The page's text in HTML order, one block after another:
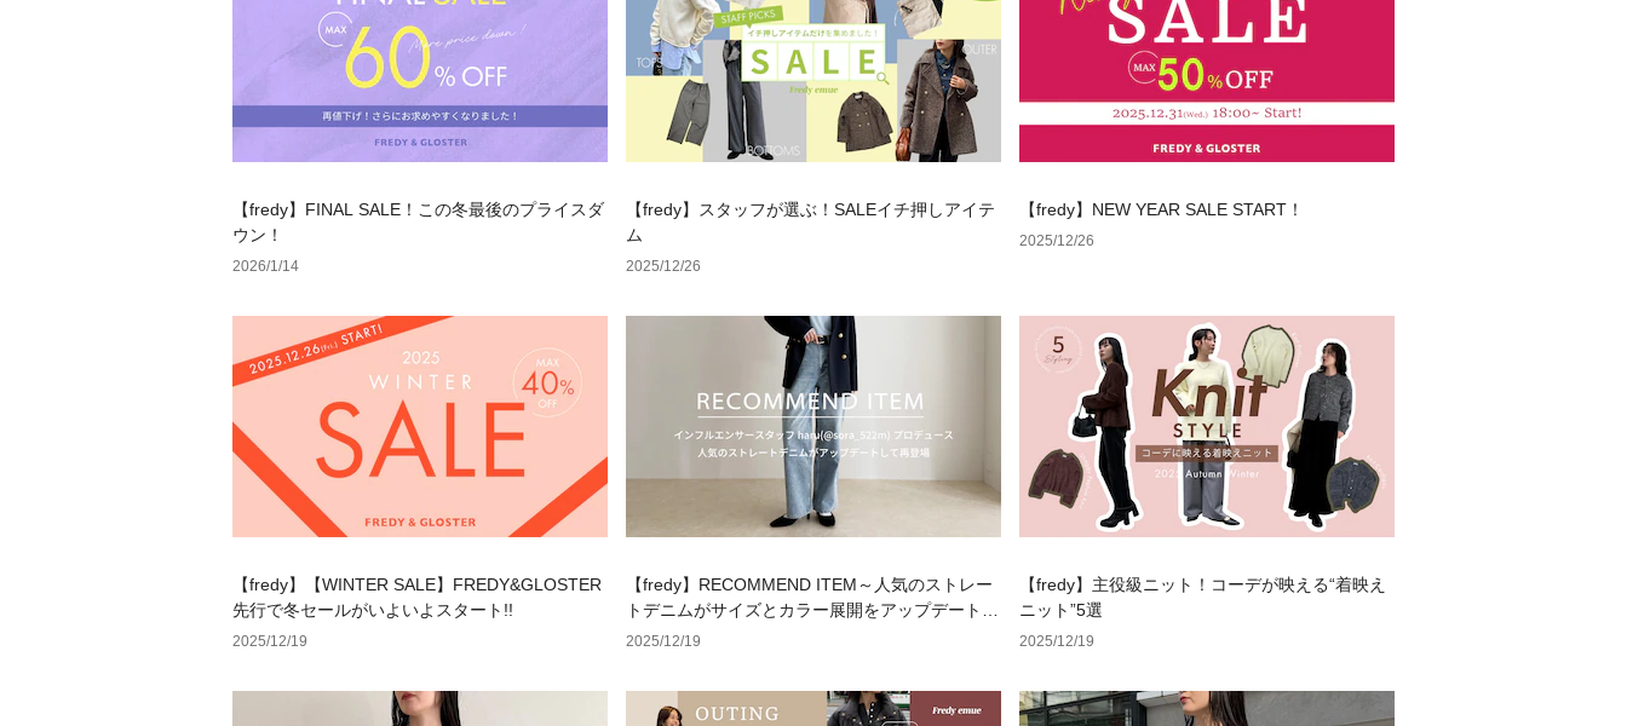
【fredy】FINAL SALE！この冬最後のプライスダ
ウン！
2026/1/14
【fredy】スタッフが選ぶ！SALEイチ押しアイテ
ム
2025/12/26
【fredy】NEW YEAR SALE START！
2025/12/26
【fredy】【WINTER SALE】FREDY&GLOSTER
先行で冬セールがいよいよスタート!!
2025/12/19
【fredy】RECOMMEND ITEM～人気のストレー
トデニムがサイズとカラー展開をアップデートし
て再登場～
2025/12/19
【fredy】主役級ニット！コーデが映える“着映え
ニット”5選
2025/12/19